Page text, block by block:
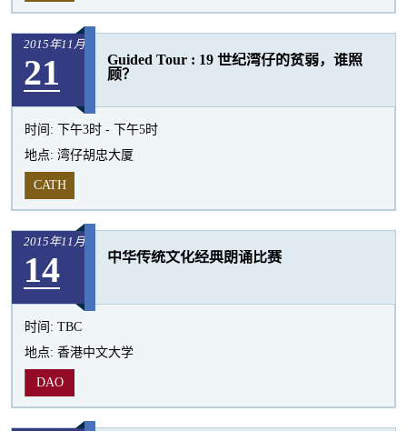
2015年11月
21
Guided Tour : 19 世纪湾仔的贫弱，谁照
顾？
时间:
下午3时 - 下午5时
地点: 湾仔胡忠大厦
CATH
2015年11月
14 中华传统文化经典朗诵比赛
时间: TBC
地点: 香港中文大学
DAO